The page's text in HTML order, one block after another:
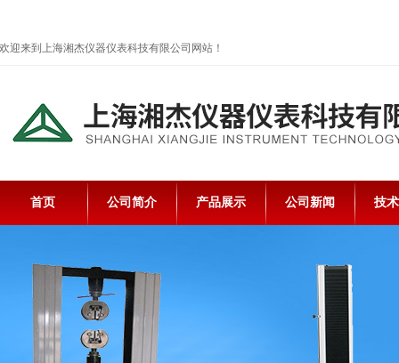
欢迎来到上海湘杰仪器仪表科技有限公司网站！
首页 公司简介 产品展示 公司新闻 技